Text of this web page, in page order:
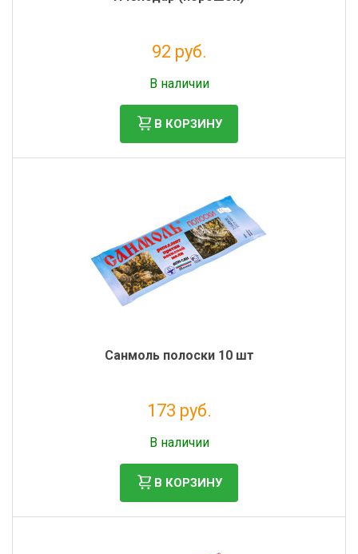
92 руб.
В наличии
В КОРЗИНУ
Санмоль полоски 10 шт
173 руб.
В наличии
В КОРЗИНУ